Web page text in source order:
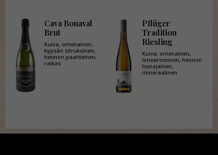
Cava Bonaval
Brut
Kuiva, omenainen,
kypsän sitruksinen,
hennon paahteinen,
raikas
Pflüger
Tradition
Riesling
Kuiva, omenainen,
limearominen, hennon
hunajainen,
mineraalinen